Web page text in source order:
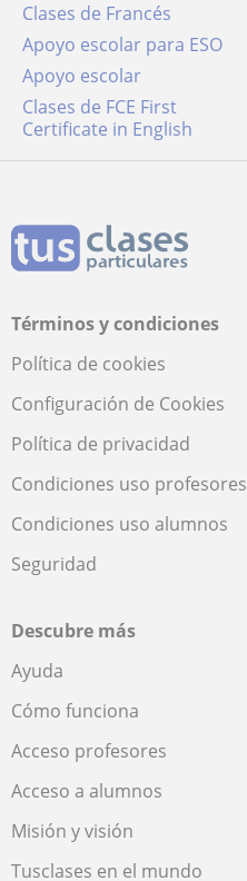
Clases de Francés
Apoyo escolar para ESO
Apoyo escolar
Clases de FCE First
Certificate in English
Términos y condiciones
Política de cookies
Configuración de Cookies
Política de privacidad
Condiciones uso profesores
Condiciones uso alumnos
Seguridad
Descubre más
Ayuda
Cómo funciona
Acceso profesores
Acceso a alumnos
Misión y visión
Tusclases en el mundo